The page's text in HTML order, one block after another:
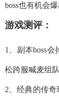
boss也有机会
游戏测评：
1、副本boss
松跨服喊麦组
2、经典的传